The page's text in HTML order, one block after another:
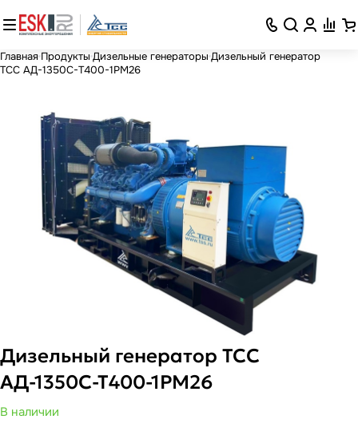
Главная Продукты Дизельные генераторы Дизельный генератор
ТСС АД-1350С-Т400-1РМ26
Дизельный генератор ТСС
АД-1350С-Т400-1РМ26
В наличии